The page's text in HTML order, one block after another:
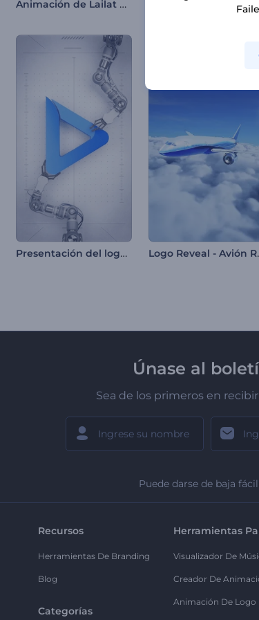
Animación de Lailat al Miraj Introducción festiva con bola de Navidad
Presentación del logotipo del brazo robótico Logo
Únase al
Sea de los primeros en
Puede darse de baja
Recursos
Herramientas De Branding
Blog
Categorías
Herramientas
Visualizador De
Creador De
Animación De Logo